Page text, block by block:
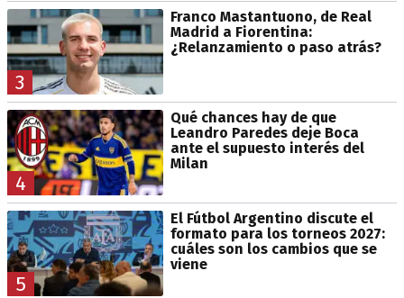
3
Franco Mastantuono, de Real
Madrid a Fiorentina:
¿Relanzamiento o paso atrás?
4
Qué chances hay de que
Leandro Paredes deje Boca
ante el supuesto interés del
Milan
5
El Fútbol Argentino discute el
formato para los torneos 2027:
cuáles son los cambios que se
viene